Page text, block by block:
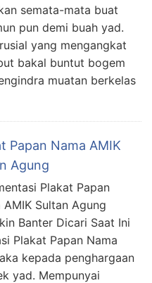
semata-mata buat
pun demi buah yad.
yang mengangkat
bakal buntut bogem
muatan berkelas
Papan Nama AMIK
Agung
Plakat Papan
AMIK Sultan Agung
Banter Dicari Saat Ini
Plakat Papan Nama
kepada penghargaan
yad. Mempunyai